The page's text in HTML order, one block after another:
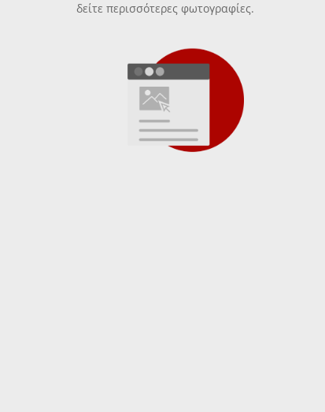
δείτε περισσότερες φωτογραφίες.